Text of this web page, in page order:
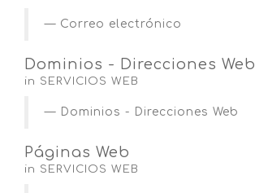
Correo electrónico
Dominios - Direcciones Web
in SERVICIOS WEB
Dominios - Direcciones Web
Páginas Web
in SERVICIOS WEB